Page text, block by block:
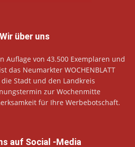
Wir über uns
Auflage von 43.500 Exemplaren und
das Neumarkter WOCHENBLATT
Stadt und den Landkreis
zur Wochenmitte
für Ihre Werbebotschaft.
auf Social -Media